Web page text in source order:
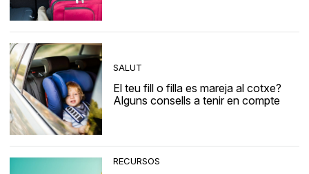
SALUT
El teu fill o filla es mareja al cotxe?
Alguns consells a tenir en compte
RECURSOS